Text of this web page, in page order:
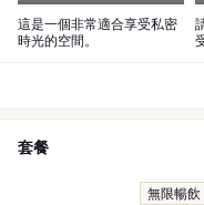
這是一個非常適合享受私密
時光的空間。
套餐
無限暢飲